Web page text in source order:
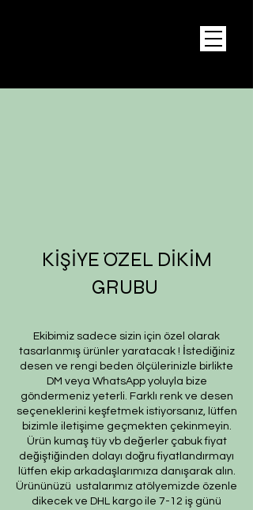
KİŞİYE ÖZEL DİKİM
GRUBU
Ekibimiz sadece sizin için özel olarak
tasarlanmış ürünler yaratacak ! İstediğiniz
desen ve rengi beden ölçülerinizle birlikte
DM veya WhatsApp yoluyla bize
göndermeniz yeterli. Farklı renk ve desen
seçeneklerini keşfetmek istiyorsanız, lütfen
bizimle iletişime geçmekten çekinmeyin.
Ürün kumaş tüy vb değerler çabuk fiyat
değiştiğinden dolayı doğru fiyatlandırmayı
lütfen ekip arkadaşlarımıza danışarak alın.
Ürününüzü ustalarımız atölyemizde özenle
dikecek ve DHL kargo ile 7-12 iş günü